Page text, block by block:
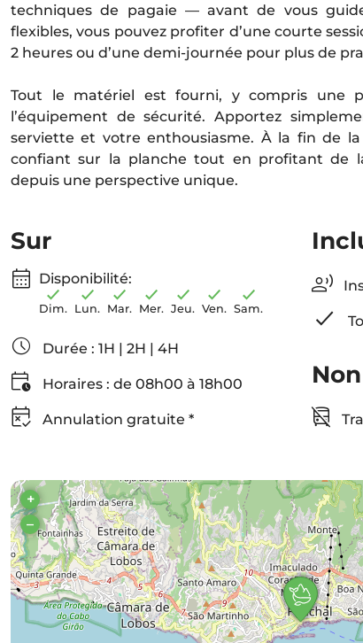
techniques de pagaie — avant de vous
flexibles, vous pouvez profiter d’une courte
2 heures ou d’une demi-journée pour plus de
Tout le matériel est fourni, y compris une
l’équipement de sécurité. Apportez
serviette et votre enthousiasme. À la fin de
confiant sur la planche tout en profitant de
depuis une perspective unique.
Sur
Disponibilité:
Dim. Lun. Mar. Mer. Jeu. Ven. Sam.
Durée : 1H | 2H | 4H
Horaires : de 08h00 à 18h00
Annulation gratuite *
+
–